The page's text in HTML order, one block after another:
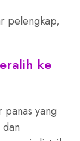
pelengkap,
ke
panas yang